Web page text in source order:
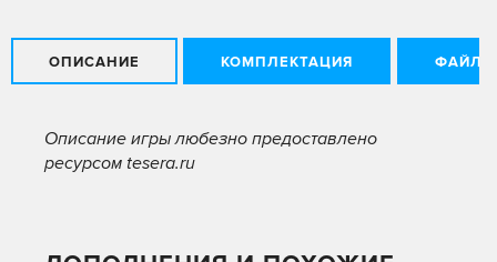
ОПИСАНИЕ КОМПЛЕКТАЦИЯ ФАЙЛЫ
Описание игры любезно предоставлено
ресурсом tesera.ru